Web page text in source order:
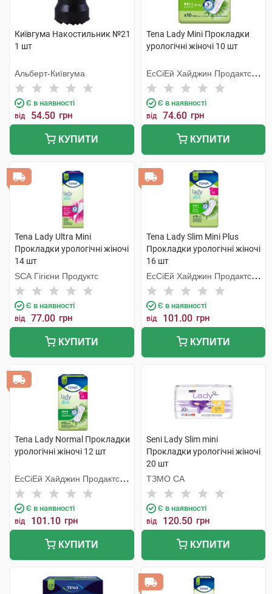
Київгума Накостильник №21
1 шт
Альберт-Київгума
Є в наявності
від 54.50 грн
КУПИТИ
Tena Lady Mini Прокладки
урологічні жіночі 10 шт
ЕсСіЕй Хайджин Продактс
Хугезанд
Є в наявності
від 74.60 грн
КУПИТИ
Tena Lady Ultra Mini
Прокладки урологічні жіночі
14 шт
SCA Гігієни Продуктс
Є в наявності
від 77.00 грн
КУПИТИ
Tena Lady Slim Mini Plus
Прокладки урологічні жіночі
16 шт
ЕсСіЕй Хайджин Продактс
Хугезанд
Є в наявності
від 101.00 грн
КУПИТИ
Tena Lady Normal Прокладки
урологічні жіночі 12 шт
ЕсСіЕй Хайджин Продактс
Хугезанд
Є в наявності
від 101.10 грн
КУПИТИ
Seni Lady Slim mini
Прокладки урологічні жіночі
20 шт
ТЗМО СА
Є в наявності
від 120.50 грн
КУПИТИ